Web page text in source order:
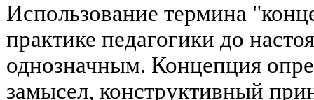
Использование термина
практике педагогики до
однозначным. Концепция
замысел, конструктивный